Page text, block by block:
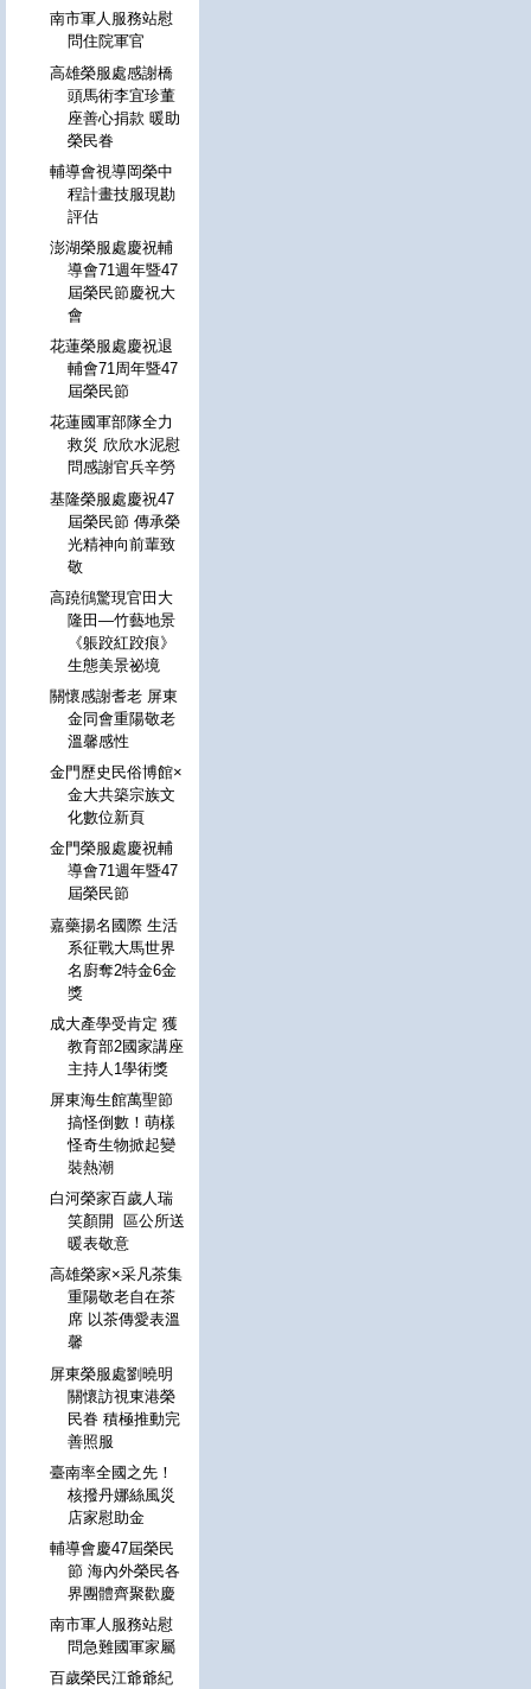
南市軍人服務站慰
問住院軍官
高雄榮服處感謝橋
頭馬術李宜珍董
座善心捐款 暖助
榮民眷
輔導會視導岡榮中
程計畫技服現勘
評估
澎湖榮服處慶祝輔
導會71週年暨47
屆榮民節慶祝大
會
花蓮榮服處慶祝退
輔會71周年暨47
屆榮民節
花蓮國軍部隊全力
救災 欣欣水泥慰
問感謝官兵辛勞
基隆榮服處慶祝47
屆榮民節 傳承榮
光精神向前輩致
敬
高蹺鴴驚現官田大
隆田—竹藝地景
《躼跤紅跤痕》
生態美景祕境
關懷感謝耆老 屏東
金同會重陽敬老
溫馨感性
金門歷史民俗博館×
金大共築宗族文
化數位新頁
金門榮服處慶祝輔
導會71週年暨47
屆榮民節
嘉藥揚名國際 生活
系征戰大馬世界
名廚奪2特金6金
獎
成大產學受肯定 獲
教育部2國家講座
主持人1學術獎
屏東海生館萬聖節
搞怪倒數！萌樣
怪奇生物掀起變
裝熱潮
白河榮家百歲人瑞
笑顏開 區公所送
暖表敬意
高雄榮家×采凡茶集
重陽敬老自在茶
席 以茶傳愛表溫
馨
屏東榮服處劉曉明
關懷訪視東港榮
民眷 積極推動完
善照服
臺南率全國之先！
核撥丹娜絲風災
店家慰助金
輔導會慶47屆榮民
節 海內外榮民各
界團體齊聚歡慶
南市軍人服務站慰
問急難國軍家屬
百歲榮民江爺爺紀